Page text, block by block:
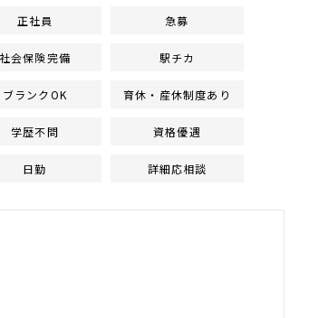
正社員 急募
社会保険完備 駅チカ
ブランクOK 育休・産休制度あり
学歴不問 資格優遇
日勤 詳細応相談